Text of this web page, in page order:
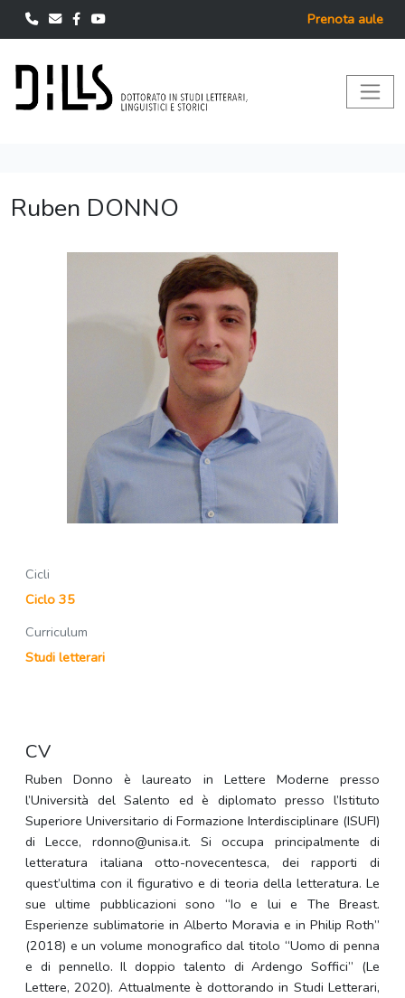
Prenota aule
Ruben DONNO
Cicli
Ciclo 35
Curriculum
Studi letterari
CV
Ruben Donno è laureato in Lettere Moderne presso
l’Università del Salento ed è diplomato presso l’Istituto
Superiore Universitario di Formazione Interdisciplinare (ISUFI)
di Lecce, rdonno@unisa.it. Si occupa principalmente di
letteratura italiana otto-novecentesca, dei rapporti di
quest’ultima con il figurativo e di teoria della letteratura. Le
sue ultime pubblicazioni sono “Io e lui e The Breast.
Esperienze sublimatorie in Alberto Moravia e in Philip Roth”
(2018) e un volume monografico dal titolo “Uomo di penna
e di pennello. Il doppio talento di Ardengo Soffici” (Le
Lettere, 2020). Attualmente è dottorando in Studi Letterari,